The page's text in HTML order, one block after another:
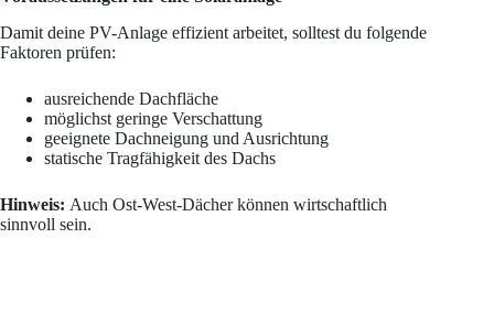
Damit deine PV-Anlage effizient arbeitet, solltest du folgende
Faktoren prüfen:
ausreichende Dachfläche
möglichst geringe Verschattung
geeignete Dachneigung und Ausrichtung
statische Tragfähigkeit des Dachs
Hinweis: Auch Ost-West-Dächer können wirtschaftlich
sinnvoll sein.